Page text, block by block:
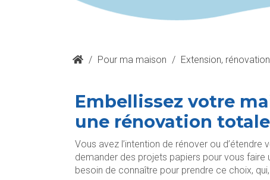
/ Pour ma maison / Extension,
Embellissez votre
une rénovation totale
Vous avez l’intention de rénover ou
demander des projets papiers pour vous
besoin de connaître pour prendre ce choix,